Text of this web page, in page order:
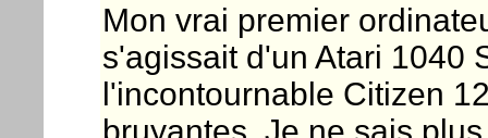
Mon vrai premier
s'agissait d'un Atari 1040
l'incontournable Citizen
bruyantes. Je ne sais